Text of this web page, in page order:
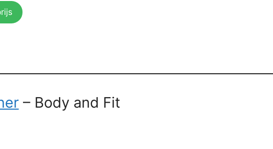
– Body and Fit